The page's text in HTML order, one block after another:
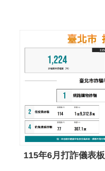
115年6月打詐儀表板